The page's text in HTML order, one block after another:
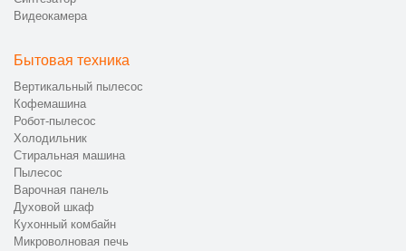
Видеокамера
Бытовая техника
Вертикальный пылесос
Кофемашина
Робот-пылесос
Холодильник
Стиральная машина
Пылесос
Варочная панель
Духовой шкаф
Кухонный комбайн
Микроволновая печь